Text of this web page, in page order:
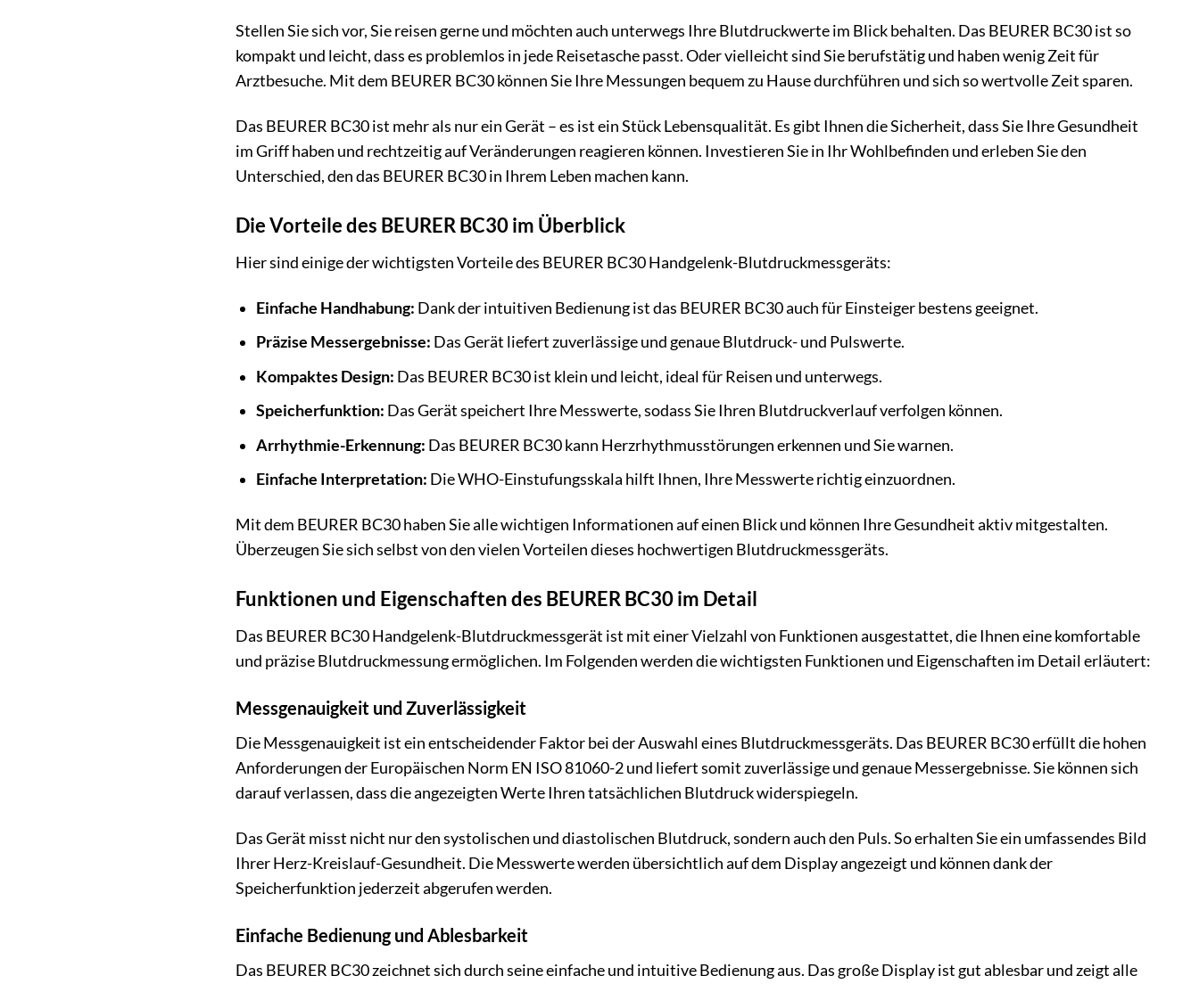
Stellen Sie sich vor, Sie reisen gerne und möchten auch unterwegs Ihre Blutdruckwerte im Blick behalten. Das BEURER BC30 ist so
kompakt und leicht, dass es problemlos in jede Reisetasche passt. Oder vielleicht sind Sie berufstätig und haben wenig Zeit für
Arztbesuche. Mit dem BEURER BC30 können Sie Ihre Messungen bequem zu Hause durchführen und sich so wertvolle Zeit sparen.
Das BEURER BC30 ist mehr als nur ein Gerät – es ist ein Stück Lebensqualität. Es gibt Ihnen die Sicherheit, dass Sie Ihre Gesundheit
im Griff haben und rechtzeitig auf Veränderungen reagieren können. Investieren Sie in Ihr Wohlbefinden und erleben Sie den
Unterschied, den das BEURER BC30 in Ihrem Leben machen kann.
Die Vorteile des BEURER BC30 im Überblick
Hier sind einige der wichtigsten Vorteile des BEURER BC30 Handgelenk-Blutdruckmessgeräts:
Einfache Handhabung: Dank der intuitiven Bedienung ist das BEURER BC30 auch für Einsteiger bestens geeignet.
Präzise Messergebnisse: Das Gerät liefert zuverlässige und genaue Blutdruck- und Pulswerte.
Kompaktes Design: Das BEURER BC30 ist klein und leicht, ideal für Reisen und unterwegs.
Speicherfunktion: Das Gerät speichert Ihre Messwerte, sodass Sie Ihren Blutdruckverlauf verfolgen können.
Arrhythmie-Erkennung: Das BEURER BC30 kann Herzrhythmusstörungen erkennen und Sie warnen.
Einfache Interpretation: Die WHO-Einstufungsskala hilft Ihnen, Ihre Messwerte richtig einzuordnen.
Mit dem BEURER BC30 haben Sie alle wichtigen Informationen auf einen Blick und können Ihre Gesundheit aktiv mitgestalten.
Überzeugen Sie sich selbst von den vielen Vorteilen dieses hochwertigen Blutdruckmessgeräts.
Funktionen und Eigenschaften des BEURER BC30 im Detail
Das BEURER BC30 Handgelenk-Blutdruckmessgerät ist mit einer Vielzahl von Funktionen ausgestattet, die Ihnen eine komfortable
und präzise Blutdruckmessung ermöglichen. Im Folgenden werden die wichtigsten Funktionen und Eigenschaften im Detail erläutert:
Messgenauigkeit und Zuverlässigkeit
Die Messgenauigkeit ist ein entscheidender Faktor bei der Auswahl eines Blutdruckmessgeräts. Das BEURER BC30 erfüllt die hohen
Anforderungen der Europäischen Norm EN ISO 81060-2 und liefert somit zuverlässige und genaue Messergebnisse. Sie können sich
darauf verlassen, dass die angezeigten Werte Ihren tatsächlichen Blutdruck widerspiegeln.
Das Gerät misst nicht nur den systolischen und diastolischen Blutdruck, sondern auch den Puls. So erhalten Sie ein umfassendes Bild
Ihrer Herz-Kreislauf-Gesundheit. Die Messwerte werden übersichtlich auf dem Display angezeigt und können dank der
Speicherfunktion jederzeit abgerufen werden.
Einfache Bedienung und Ablesbarkeit
Das BEURER BC30 zeichnet sich durch seine einfache und intuitive Bedienung aus. Das große Display ist gut ablesbar und zeigt alle